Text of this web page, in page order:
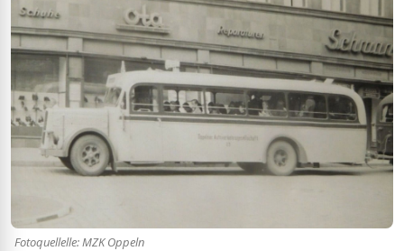
Fotoquellelle: MZK Oppeln